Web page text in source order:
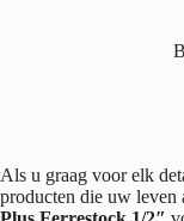
Als u graag voor elk
producten die uw leven